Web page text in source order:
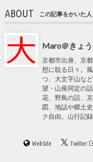
ABOUT この記事をかいた人
Maro＠きょ
京都市出身、京
想に耽る日々。
つ、大文字山な
望・山座同定の
花、野鳥の話、
図、地誌や郷土
ク自由。山行記
WebSite Twitter